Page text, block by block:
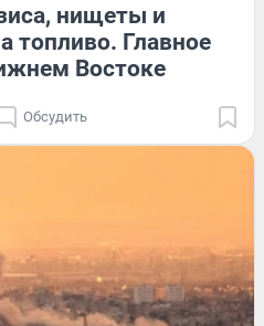
нищеты и
топливо. Главное
Востоке
Обсудить